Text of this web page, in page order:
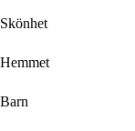
Skönhet
Hemmet
Barn